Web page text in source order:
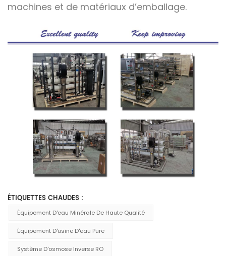
machines et de matériaux d’emballage.
ÉTIQUETTES CHAUDES :
Équipement D'eau Minérale De Haute Qualité
Équipement D'usine D'eau Pure
Système D'osmose Inverse RO